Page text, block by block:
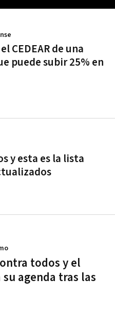
CEDEAR de una
puede subir 25% en
y esta es la lista
todos y el
agenda tras las